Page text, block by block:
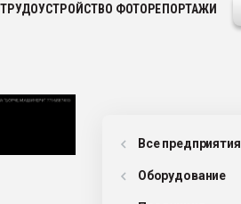
ТРУДОУСТРОЙСТВО ФОТОРЕПОРТАЖИ
Все предприятия
Оборудованиe